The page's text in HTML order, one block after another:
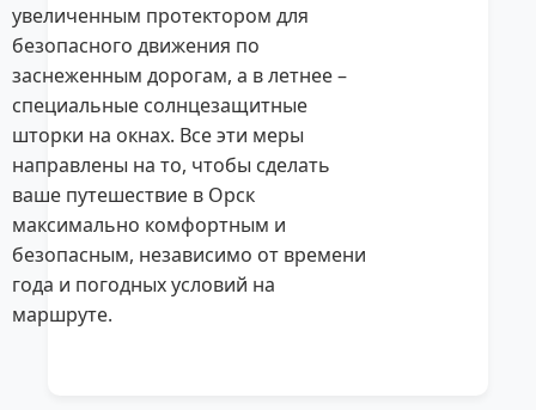
увеличенным протектором для
безопасного движения по
заснеженным дорогам, а в летнее –
специальные солнцезащитные
шторки на окнах. Все эти меры
направлены на то, чтобы сделать
ваше путешествие в Орск
максимально комфортным и
безопасным, независимо от времени
года и погодных условий на
маршруте.